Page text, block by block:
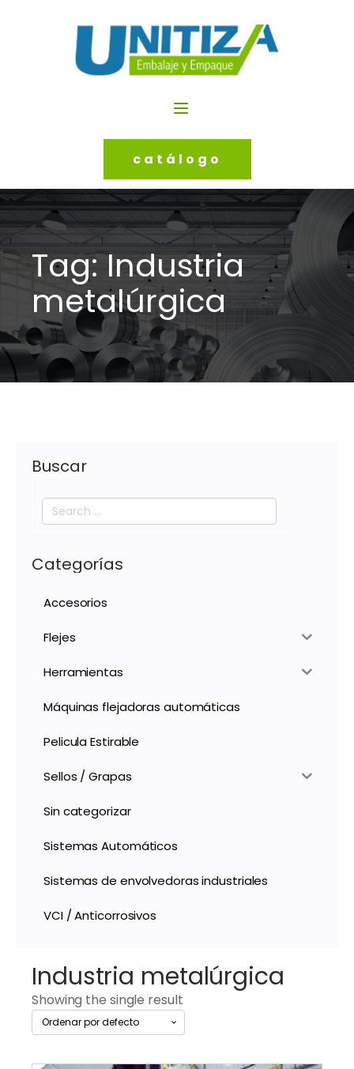
catálogo
Tag:Industria
metalúrgica
Buscar
Search
for:
Categorías
Accesorios
Flejes
Herramientas
Máquinas flejadoras automáticas
Pelicula Estirable
Sellos / Grapas
Sin categorizar
Sistemas Automáticos
Sistemas de envolvedoras industriales
VCI / Anticorrosivos
Industria metalúrgica
Showing the single result